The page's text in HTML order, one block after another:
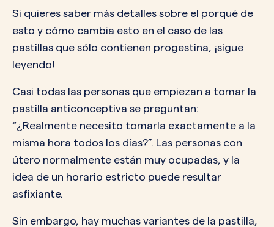
Si quieres saber más detalles sobre el porqué de
esto y cómo cambia esto en el caso de las
pastillas que sólo contienen progestina, ¡sigue
leyendo!
Casi todas las personas que empiezan a tomar la
pastilla anticonceptiva se preguntan:
“¿Realmente necesito tomarla exactamente a la
misma hora todos los días?”. Las personas con
útero normalmente están muy ocupadas, y la
idea de un horario estricto puede resultar
asfixiante.
Sin embargo, hay muchas variantes de la pastilla,